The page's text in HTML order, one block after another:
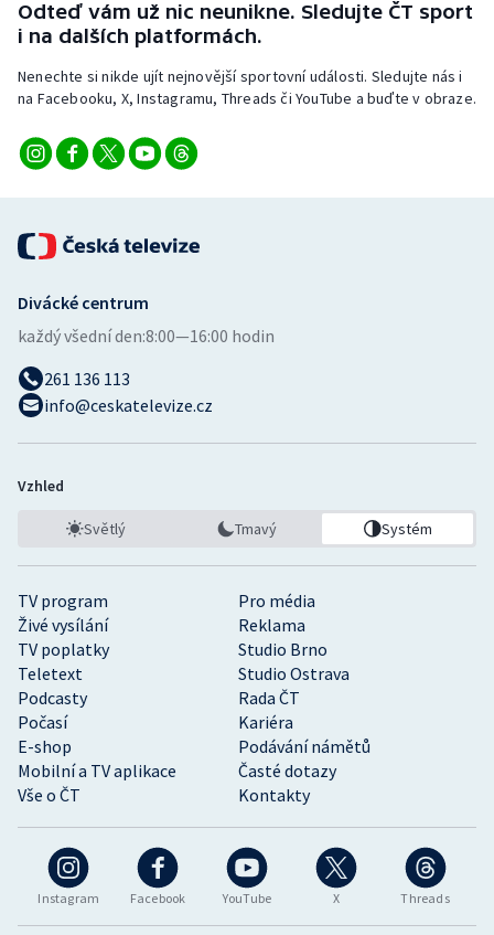
Triatlon
Veslování
Volejbal
Odteď vám už nic neunikne. Sledujte ČT sport
i na dalších platformách.
Nenechte si nikde ujít nejnovější sportovní události. Sledujte nás i
na Facebooku, X, Instagramu, Threads či YouTube a buďte v obraze.
Instagram Facebook YouTube X Threads
TV program
Pro média
Živé vysílání
Reklama
TV poplatky
Studio Brno
Teletext
Studio Ostrava
Podcasty
Rada ČT
Počasí
Kariéra
E-shop
Podávání námětů
Mobilní a TV aplikace
Časté dotazy
Vše o ČT
Kontakty
Divácké centrum
každý všední den:8:00—16:00 hodin
261 136 113
info@ceskatelevize.cz
Vzhled
Světlý Tmavý Systém